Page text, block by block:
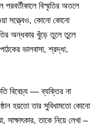
বিস্মৃতির অতলে
সত্ত্বেও, কোনো কোনো
অন্ধকার খুঁড়ে তুলে তুলে
ভালবাসা, শ্রদ্ধা,
বিবেচ্য — ব্যক্তির না
হয়তো তার সুবিধামতো কোনো
সাক্ষাৎকার, তাকে নিয়ে লেখা –